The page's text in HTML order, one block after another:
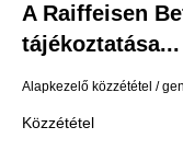
A Raiffeisen
tájékoztatása...
Alapkezelő közzététel
Közzététel